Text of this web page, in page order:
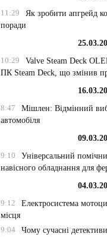
11:29
Як зробити апгрейд
поради
10:29
Valve Steam Deck
ПК Steam Deck, що змінив
8:47
Мішлен: Відмінний
автомобіля
9:10
Універсальний
навісного обладнання для
9:12
Електросистема
місця
9:04
Чому сучасні